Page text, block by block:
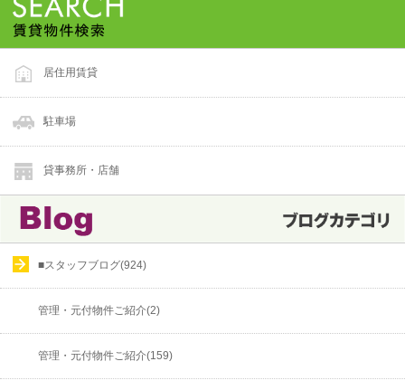
居住用賃貸
駐車場
貸事務所・店舗
■スタッフブログ(924)
管理・元付物件ご紹介(2)
管理・元付物件ご紹介(159)